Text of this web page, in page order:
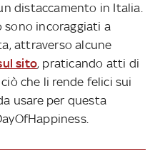
distaccamento in Italia.
incoraggiati a
attraverso alcune
sito, praticando atti di
che li rende felici sui
usare per questa